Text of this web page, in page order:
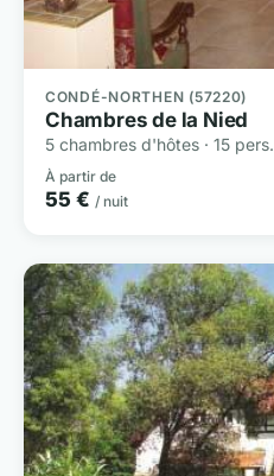
CONDÉ-NORTHEN (57220)
Chambres de la Nied
5 chambres d'hôtes · 15 pers.
À partir de
55 € / nuit